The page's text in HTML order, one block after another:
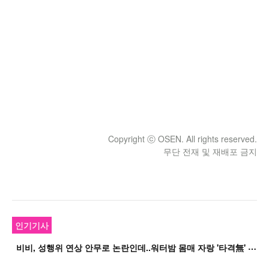
Copyright ⓒ OSEN. All rights reserved.
무단 전재 및 재배포 금지
인기기사
비
비, 성행위 연상 안무로 논란인데..워터밤 몸매 자랑 '타격無' 근황